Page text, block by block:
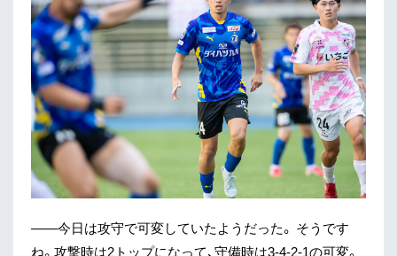
——今日は攻守で可変していたようだった。 そうです
ね。攻撃時は2トップになって、守備時は3-4-2-1の可変。